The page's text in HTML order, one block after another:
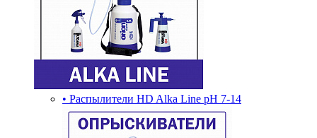
• Распылители HD Alka Line pH 7-14